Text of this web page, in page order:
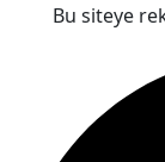
Bu siteye